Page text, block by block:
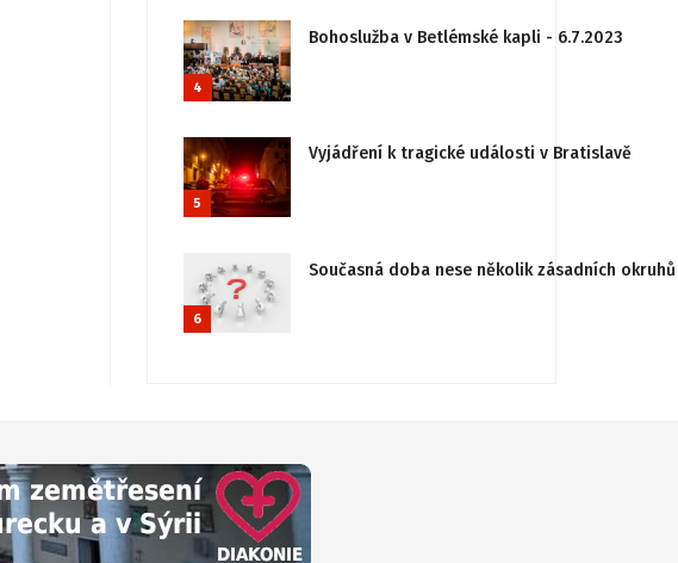
4
Bohoslužba v Betlémské kapli - 6.7.2023
5
Vyjádření k tragické události v Bratislavě
6
Současná doba nese několik zásadních